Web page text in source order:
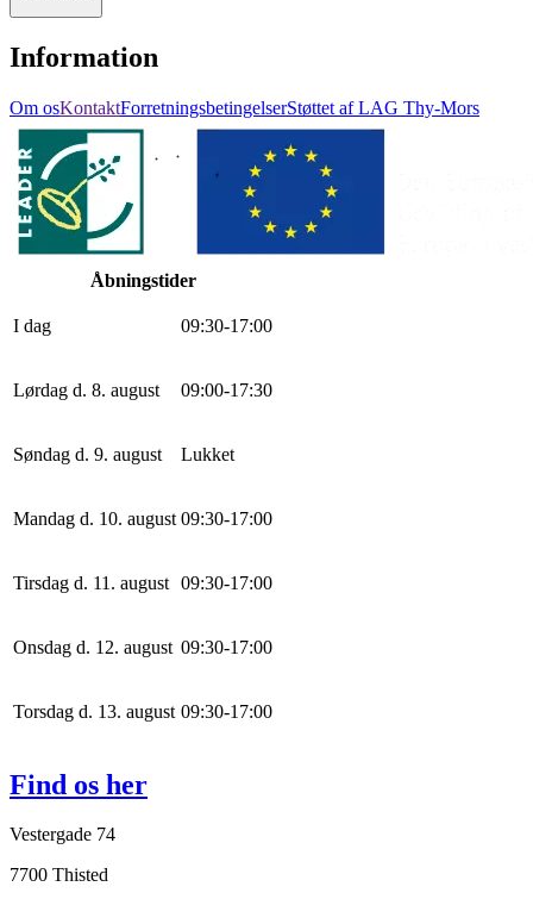
Information
Om osKontaktForretningsbetingelserStøttet af LAG Thy-Mors
Åbningstider
I dag 09:30-17:00
Lørdag d. 8. august 09:00-17:30
Søndag d. 9. august Lukket
Mandag d. 10. august 09:30-17:00
Tirsdag d. 11. august 09:30-17:00
Onsdag d. 12. august 09:30-17:00
Torsdag d. 13. august 09:30-17:00
Find os her
Vestergade 74
7700 Thisted